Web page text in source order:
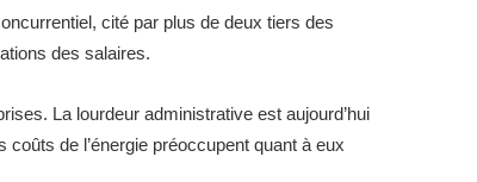
cité par plus de deux tiers des
des salaires.
La lourdeur administrative est aujourd’hui
de l’énergie préoccupent quant à eux